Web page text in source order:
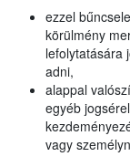
ezzel
körülmény
lefolytatására
adni,
alappal
egyéb
vagy